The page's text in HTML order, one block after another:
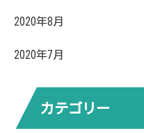
2020年8月
2020年7月
カテゴリー